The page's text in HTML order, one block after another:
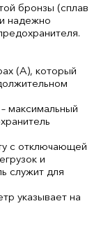
бронзы (сплав
надежно
(А), который
максимальный
с отключающей
и
служит для
указывает на